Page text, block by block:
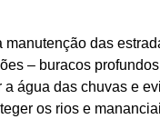
manutenção das
– buracos
a água das chuvas e
os rios e